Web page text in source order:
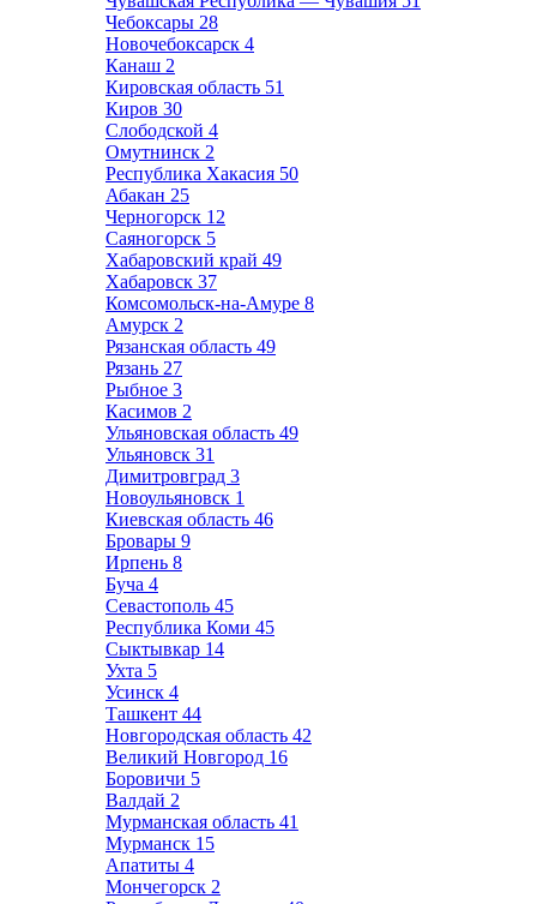
Чебоксары 28
Новочебоксарск 4
Канаш 2
Кировская область 51
Киров 30
Слободской 4
Омутнинск 2
Республика Хакасия 50
Абакан 25
Черногорск 12
Саяногорск 5
Хабаровский край 49
Хабаровск 37
Комсомольск-на-Амуре 8
Амурск 2
Рязанская область 49
Рязань 27
Рыбное 3
Касимов 2
Ульяновская область 49
Ульяновск 31
Димитровград 3
Новоульяновск 1
Киевская область 46
Бровары 9
Ирпень 8
Буча 4
Севастополь 45
Республика Коми 45
Сыктывкар 14
Ухта 5
Усинск 4
Ташкент 44
Новгородская область 42
Великий Новгород 16
Боровичи 5
Валдай 2
Мурманская область 41
Мурманск 15
Апатиты 4
Мончегорск 2